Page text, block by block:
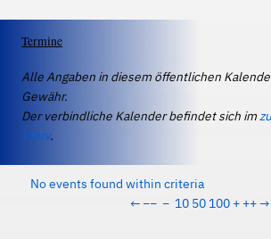
Termine
Alle Angaben in diesem öffentlichen
Gewähr.
Der verbindliche Kalender befindet sich im
IServ.
No events found within criteria
← −− − 10 50 100 + ++→